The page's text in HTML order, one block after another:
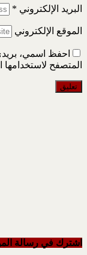
البريد الإلكتروني *
الموقع الإلكتروني
احفظ اسمي،
المتصفح لاستخدامها
اشترك في رسالة